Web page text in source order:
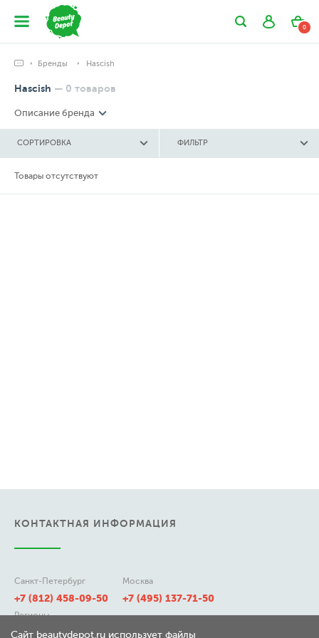
0
Бренды Hascish
Hascish — 0 товаров
Описание бренда
СОРТИРОВКА ФИЛЬТР
Товары отсутствуют
КОНТАКТНАЯ ИНФОРМАЦИЯ
Санкт-Петербург
+7 (812) 458-09-50
Москва
+7 (495) 137-71-50
Регионы
8 (800) 511-21-50
Сайт beautydepot.ru использует файлы